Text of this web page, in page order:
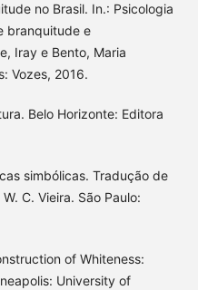
no Brasil. In.: Psicologia
branquitude e
Iray e Bento, Maria
Vozes, 2016.
Belo Horizonte: Editora
simbólicas. Tradução de
C. Vieira. São Paulo:
of Whiteness:
University of